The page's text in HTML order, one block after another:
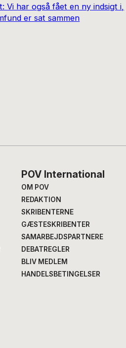
POV International
OM POV
REDAKTION
SKRIBENTERNE
GÆSTESKRIBENTER
SAMARBEJDSPARTNERE
DEBATREGLER
BLIV MEDLEM
HANDELSBETINGELSER